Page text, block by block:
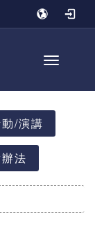
Toggle
/演講
法